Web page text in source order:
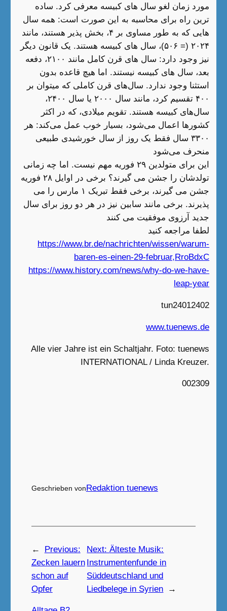
مورد زمان لغو سال های کبیسه معرفی کرد. ساده
ترین راه برای محاسبه به این صورت است: همه سال
هایی که به طور مساوی بر ۴، بخش پذیر هستند، مانند
۲۰۲۴ (= ۵۰۶)، سال های کبیسه هستند. یک قانون دیگر
نیز وجود دارد: سال های قرن کامل مانند ۲۱۰۰، دفعه
بعد، سال های کبیسه نیستند. اما هیچ قاعده بدون
استثنا وجود ندارد. سال‌های قرن کاملی که میتوان بر
۴۰۰ تقسیم کرد، مانند سال ۲۰۰۰ یا سال ۲۴۰۰،
سال‌های کبیسه هستند. تقویم میلادی، که در اکثر
کشورها اعمال می‌شود، بسیار خوب عمل می‌کند: هر
۳۳۰۰ سال فقط یک روز از سال خورشیدی طبیعی
منحرف می‌شود
این برای متولدین ۲۹ فوریه مهم نیست. اما چه زمانی
تولدشان را جشن می گیرند؟ برخی در اوایل ۲۸ فوریه
جشن می گیرند، برخی فقط تبریک ۱ مارس را می
پذیرند. برخی مانند سابین نیز در هر دو روز برای سال
جدید آرزوی موفقیت می کنند
لطفا مراجعه کنید
https://www.br.de/nachrichten/wissen/warum-
baren-es-einen-29-februar,RroBdxC
https://www.history.com/news/why-do-we-have-
leap-year
tun24012402
www.tuenews.de
Alle vier Jahre ist ein Schaltjahr. Foto: tuenews
INTERNATIONAL / Linda Kreuzer.
002309
Geschrieben von Redaktion tuenews
←
Previous:
Zecken lauern
schon auf
Opfer
Next:Älteste Musik:
Instrumentenfunde in
Süddeutschland und
Liedbelege in Syrien
→